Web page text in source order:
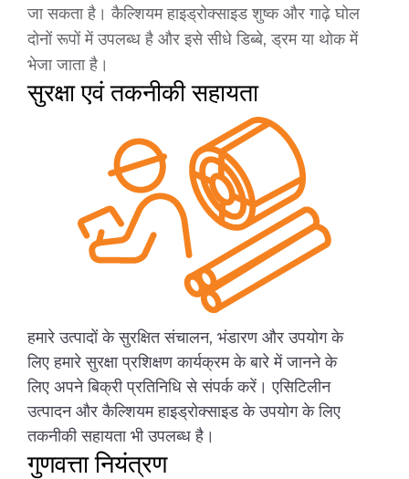
जा सकता है। कैल्शियम हाइड्रोक्साइड शुष्क और गाढ़े घोल
दोनों रूपों में उपलब्ध है और इसे सीधे डिब्बे, ड्रम या थोक में
भेजा जाता है।
सुरक्षा एवं तकनीकी सहायता
हमारे उत्पादों के सुरक्षित संचालन, भंडारण और उपयोग के
लिए हमारे सुरक्षा प्रशिक्षण कार्यक्रम के बारे में जानने के
लिए अपने बिक्री प्रतिनिधि से संपर्क करें। एसिटिलीन
उत्पादन और कैल्शियम हाइड्रोक्साइड के उपयोग के लिए
तकनीकी सहायता भी उपलब्ध है।
गुणवत्ता नियंत्रण